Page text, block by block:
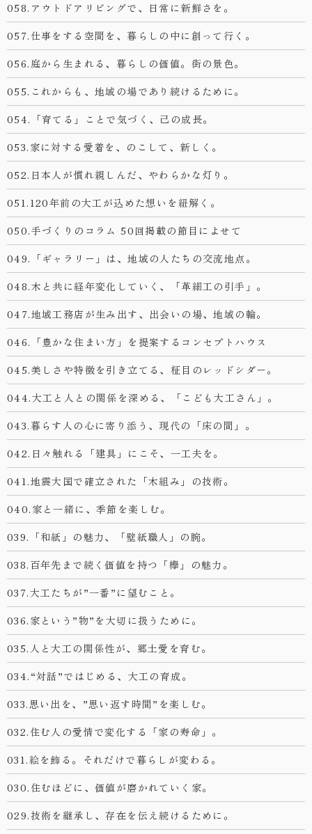
058.アウトドアリビングで、日常に新鮮さを。
057.仕事をする空間を、暮らしの中に創って行く。
056.庭から生まれる、暮らしの価値。街の景色。
055.これからも、地域の場であり続けるために。
054.「育てる」ことで気づく、己の成長。
053.家に対する愛着を、のこして、新しく。
052.日本人が慣れ親しんだ、やわらかな灯り。
051.120年前の大工が込めた想いを紐解く。
050.手づくりのコラム 50回掲載の節目によせて
049.「ギャラリー」は、地域の人たちの交流地点。
048.木と共に経年変化していく、「革細工の引手」。
047.地域工務店が生み出す、出会いの場、地域の輪。
046.「豊かな住まい方」を提案するコンセプトハウス
045.美しさや特徴を引き立てる、柾目のレッドシダー。
044.大工と人との関係を深める、「こども大工さん」。
043.暮らす人の心に寄り添う、現代の「床の間」。
042.日々触れる「建具」にこそ、一工夫を。
041.地震大国で確立された「木組み」の技術。
040.家と一緒に、季節を楽しむ。
039.「和紙」の魅力、「壁紙職人」の腕。
038.百年先まで続く価値を持つ「欅」の魅力。
037.大工たちが”一番”に望むこと。
036.家という”物”を大切に扱うために。
035.人と大工の関係性が、郷土愛を育む。
034.“対話”ではじめる、大工の育成。
033.思い出を、”思い返す時間”を楽しむ。
032.住む人の愛情で変化する「家の寿命」。
031.絵を飾る。それだけで暮らしが変わる。
030.住むほどに、価値が磨かれていく家。
029.技術を継承し、存在を伝え続けるために。